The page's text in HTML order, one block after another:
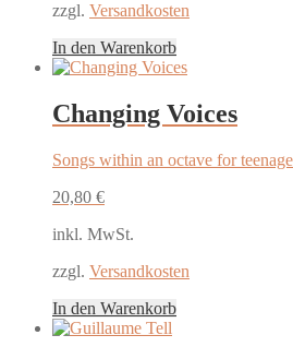
zzgl. Versandkosten
In den Warenkorb
Changing Voices
Songs within an octave for
20,80 €
inkl. MwSt.
zzgl. Versandkosten
In den Warenkorb